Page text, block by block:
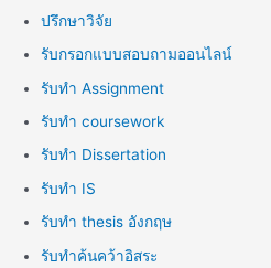
ปรึกษาวิจัย
รับกรอกแบบสอบถามออนไลน์
รับทำ Assignment
รับทำ coursework
รับทำ Dissertation
รับทำ IS
รับทำ thesis อังกฤษ
รับทำค้นคว้าอิสระ